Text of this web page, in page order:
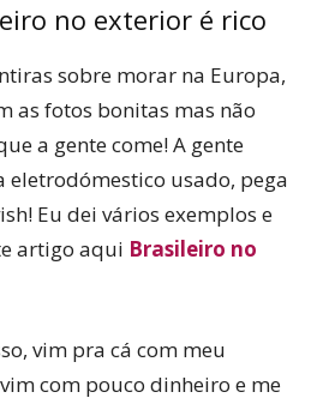
no exterior é rico
sobre morar na Europa,
as fotos bonitas mas não
a gente come! A gente
eletrodómestico usado, pega
Eu dei vários exemplos e
artigo aqui Brasileiro no
vim pra cá com meu
com pouco dinheiro e me